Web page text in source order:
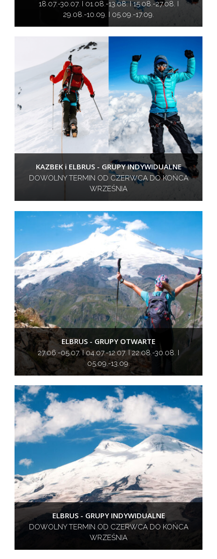
18.07.-30.07. I 01.08.-13.08. I 15.08.-27.08. I
29.08.-10.09. I 05.09.-17.09.
KAZBEK i ELBRUS - GRUPY INDYWIDUALNE
DOWOLNY TERMIN OD CZERWCA DO KOŃCA
WRZEŚNIA
ELBRUS - GRUPY OTWARTE
27.06.-05.07. I 04.07.-12.07. I 22.08.-30.08. I
05.09.-13.09.
ELBRUS - GRUPY INDYWIDUALNE
DOWOLNY TERMIN OD CZERWCA DO KOŃCA
WRZEŚNIA